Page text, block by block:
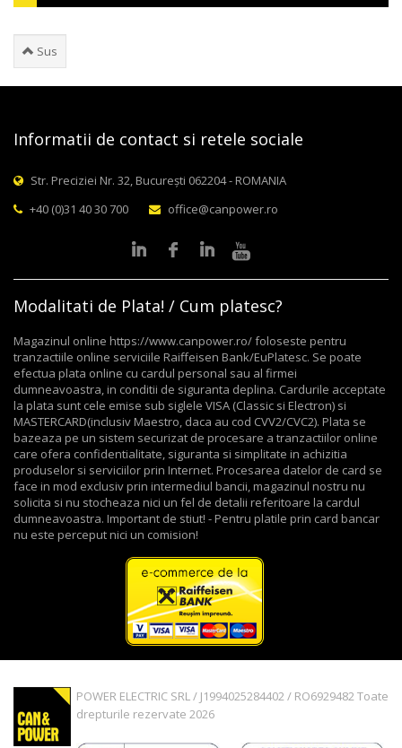
Sus
Informatii de contact si retele sociale
Str. Preciziei Nr. 32, București 062204 - ROMANIA
+40 (0)31 40 30 700
office@canpower.ro
Modalitati de Plata! / Cum platesc?
Magazinul online https://www.canpower.ro/ foloseste pentru
tranzactiile online serviciile Raiffeisen Bank/EuPlatesc. Se poate
efectua plata online cu cardul personal sau al firmei
dumneavoastra, in conditii de siguranta deplina. Cardurile acceptate
la plata sunt cele emise sub siglele VISA (Classic si Electron) si
MASTERCARD(inclusiv Maestro, daca au cod CVV2/CVC2). Plata se
bazeaza pe un sistem securizat de procesare a tranzactiilor online
care ofera confidentialitate, siguranta si simplitate in achizitia
produselor si serviciilor prin Internet. Procesarea datelor de card se
face in mod exclusiv prin intermediul bancii, magazinul nostru nu
solicita si nu stocheaza nici un fel de detalii referitoare la cardul
dumneavoastra. Important de stiut! - Pentru platile prin card bancar
nu este perceput nici un comision!
POWER ELECTRIC SRL / J1994025284402 / RO6929482 Toate
drepturile rezervate 2026